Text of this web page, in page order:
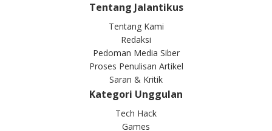
Tentang Jalantikus
Tentang Kami
Redaksi
Pedoman Media Siber
Proses Penulisan Artikel
Saran & Kritik
Kategori Unggulan
Tech Hack
Games